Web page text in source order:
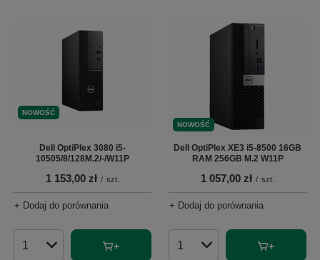
NOWOŚĆ
Dell OptiPlex 3080 i5-
10505/8/128M.2/-/W11P
1 153,00 zł / szt.
+ Dodaj do porównania
Ilość produktów
NOWOŚĆ
Dell OptiPlex XE3 i5-8500 16GB
RAM 256GB M.2 W11P
1 057,00 zł / szt.
+ Dodaj do porównania
Ilość produktów